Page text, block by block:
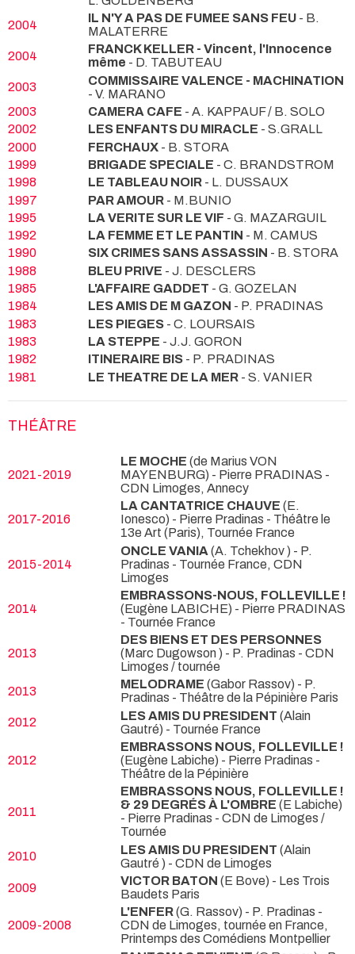
2004
IL N'Y A PAS DE FUMEE SANS FEU - B.
MALATERRE
2004
FRANCK KELLER - Vincent, l'Innocence
même - D. TABUTEAU
2003
COMMISSAIRE VALENCE - MACHINATION
- V. MARANO
2003
CAMERA CAFE - A. KAPPAUF / B. SOLO
2002
LES ENFANTS DU MIRACLE - S.GRALL
2000
FERCHAUX - B. STORA
1999
BRIGADE SPECIALE - C. BRANDSTROM
1998
LE TABLEAU NOIR - L. DUSSAUX
1997
PAR AMOUR - M.BUNIO
1995
LA VERITE SUR LE VIF - G. MAZARGUIL
1992
LA FEMME ET LE PANTIN - M. CAMUS
1990
SIX CRIMES SANS ASSASSIN - B. STORA
1988
BLEU PRIVE - J. DESCLERS
1985
L'AFFAIRE GADDET - G. GOZELAN
1984
LES AMIS DE M GAZON - P. PRADINAS
1983
LES PIEGES - C. LOURSAIS
1983
LA STEPPE - J.J. GORON
1982
ITINERAIRE BIS - P. PRADINAS
1981
LE THEATRE DE LA MER - S. VANIER
THÉÂTRE
2021-2019
LE MOCHE (de Marius VON
MAYENBURG) - Pierre PRADINAS -
CDN Limoges, Annecy
2017-2016
LA CANTATRICE CHAUVE (E.
Ionesco) - Pierre Pradinas - Théâtre le
13e Art (Paris), Tournée France
2015-2014
ONCLE VANIA (A. Tchekhov ) - P.
Pradinas - Tournée France, CDN
Limoges
2014
EMBRASSONS-NOUS, FOLLEVILLE !
(Eugène LABICHE) - Pierre PRADINAS
- Tournée France
2013
DES BIENS ET DES PERSONNES
(Marc Dugowson ) - P. Pradinas - CDN
Limoges / tournée
2013
MELODRAME (Gabor Rassov) - P.
Pradinas - Théâtre de la Pépinière Paris
2012
LES AMIS DU PRESIDENT (Alain
Gautré) - Tournée France
2012
EMBRASSONS NOUS, FOLLEVILLE !
(Eugène Labiche) - Pierre Pradinas -
Théâtre de la Pépinière
2011
EMBRASSONS NOUS, FOLLEVILLE !
& 29 DEGRÉS À L'OMBRE (E Labiche)
- Pierre Pradinas - CDN de Limoges /
Tournée
2010
LES AMIS DU PRESIDENT (Alain
Gautré ) - CDN de Limoges
2009
VICTOR BATON (E Bove) - Les Trois
Baudets Paris
2009-2008
L'ENFER(G. Rassov) - P. Pradinas -
CDN de Limoges, tournée en France,
Printemps des Comédiens Montpellier